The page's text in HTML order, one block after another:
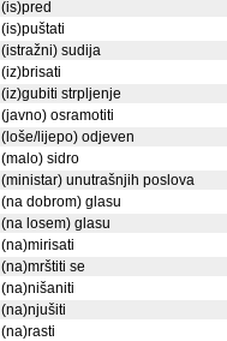
(is)pred
(is)puštati
(istražni) sudija
(iz)brisati
(iz)gubiti strpljenje
(javno) osramotiti
(loše/lijepo) odjeven
(malo) sidro
(ministar) unutrašnjih poslova
(na dobrom) glasu
(na losem) glasu
(na)mirisati
(na)mrštiti se
(na)nišaniti
(na)njušiti
(na)rasti